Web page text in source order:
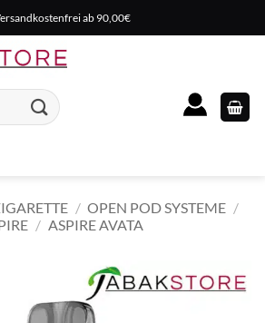
ab 90,00€
/ OPEN POD SYSTEME /
/ ASPIRE AVATA